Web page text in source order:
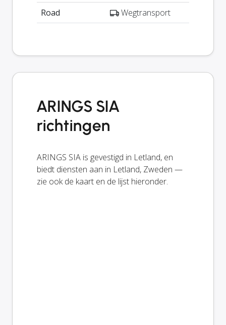
Road
Wegtransport
ARINGS SIA
richtingen
ARINGS SIA is gevestigd in Letland, en
biedt diensten aan in Letland, Zweden —
zie ook de kaart en de lijst hieronder.